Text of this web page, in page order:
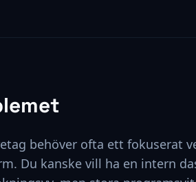
behöver ofta ett fokuserat
Du kanske vill ha en intern